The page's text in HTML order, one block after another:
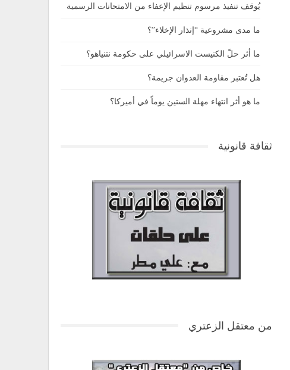
يُوقف تنفيذ مرسوم تنظيم الإعفاء من الامتحانات الرسمية
ما مدى مشروعية “إنذار الإخلاء”؟
ما أثر حلّ الكنيست الاسرائيلي على حكومة نتنياهو؟
هل تُعتبر مقاومة العدوان جريمة؟
ما هو أثر انتهاء مهلة الستين يوماً في أميركا؟
ثقافة قانونية
من معتقل الزعتري